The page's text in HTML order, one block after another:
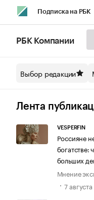
Подписка на РБК
Спецпроекты СПб
Технологии и
РБК Компании
Выбор редакции
Лента
VESPERFIN
Россияне
богатстве:
больших
Мнение
7